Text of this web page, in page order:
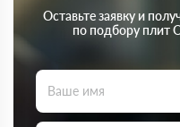
Оставьте заявку и
по подбору плит